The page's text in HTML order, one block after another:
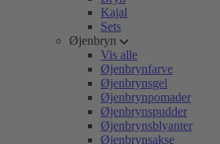
Kajal
Sets
Øjenbryn
Vis alle
Øjenbrynfarve
Øjenbrynsgel
Øjenbrynpomader
Øjenbrynspudder
Øjenbrynsblyanter
Øjenbrynsakse